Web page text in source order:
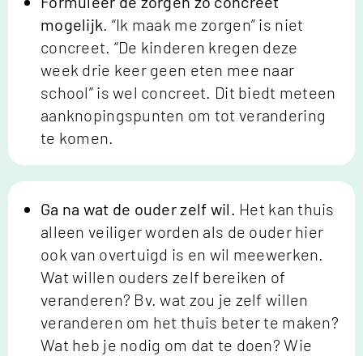
mogelijk. “Ik maak me zorgen” is niet
concreet. “De kinderen kregen deze
week drie keer geen eten mee naar
school” is wel concreet. Dit biedt meteen
aanknopingspunten om tot verandering
te komen.
Ga na wat de ouder zelf wil. Het kan thuis
alleen veiliger worden als de ouder hier
ook van overtuigd is en wil meewerken.
Wat willen ouders zelf bereiken of
veranderen? Bv. wat zou je zelf willen
veranderen om het thuis beter te maken?
Wat heb je nodig om dat te doen? Wie